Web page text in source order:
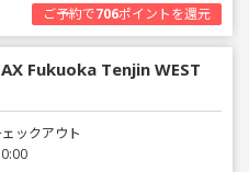
ご予約で706ポイントを還元
Fukuoka Tenjin WEST
ックアウト